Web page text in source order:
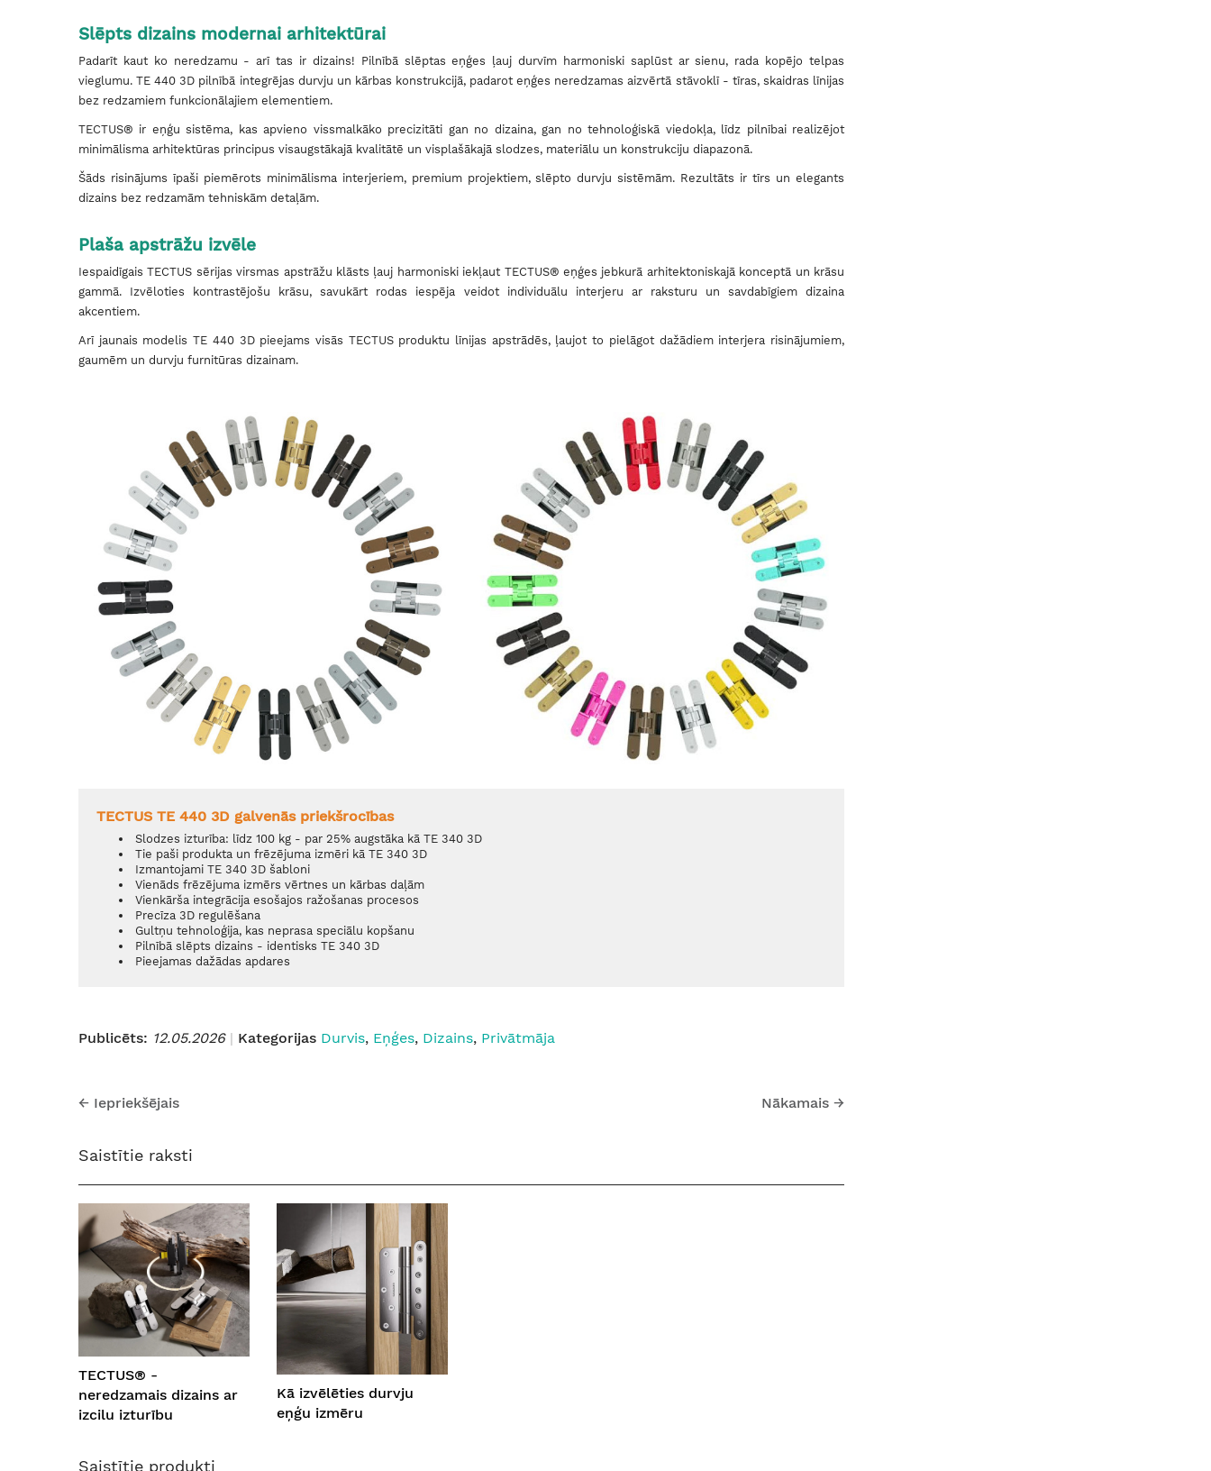
Slēpts dizains modernai arhitektūrai
Padarīt kaut ko neredzamu - arī tas ir dizains! Pilnībā slēptas eņģes ļauj durvīm harmoniski saplūst ar sienu, rada kopējo telpas
vieglumu. TE 440 3D pilnībā integrējas durvju un kārbas konstrukcijā, padarot eņģes neredzamas aizvērtā stāvoklī - tīras, skaidras līnijas
bez redzamiem funkcionālajiem elementiem.
TECTUS® ir eņģu sistēma, kas apvieno vissmalkāko precizitāti gan no dizaina, gan no tehnoloģiskā viedokļa, līdz pilnībai realizējot
minimālisma arhitektūras principus visaugstākajā kvalitātē un visplašākajā slodzes, materiālu un konstrukciju diapazonā.
Šāds risinājums īpaši piemērots minimālisma interjeriem, premium projektiem, slēpto durvju sistēmām. Rezultāts ir tīrs un elegants
dizains bez redzamām tehniskām detaļām.
Plaša apstrāžu izvēle
Iespaidīgais TECTUS sērijas virsmas apstrāžu klāsts ļauj harmoniski iekļaut TECTUS® eņģes jebkurā arhitektoniskajā konceptā un krāsu
gammā. Izvēloties kontrastējošu krāsu, savukārt rodas iespēja veidot individuālu interjeru ar raksturu un savdabīgiem dizaina
akcentiem.
Arī jaunais modelis TE 440 3D pieejams visās TECTUS produktu līnijas apstrādēs, ļaujot to pielāgot dažādiem interjera risinājumiem,
gaumēm un durvju furnitūras dizainam.
TECTUS TE 440 3D galvenās priekšrocības
Slodzes izturība: līdz 100 kg - par 25% augstāka kā TE 340 3D
Tie paši produkta un frēzējuma izmēri kā TE 340 3D
Izmantojami TE 340 3D šabloni
Vienāds frēzējuma izmērs vērtnes un kārbas daļām
Vienkārša integrācija esošajos ražošanas procesos
Precīza 3D regulēšana
Gultņu tehnoloģija, kas neprasa speciālu kopšanu
Pilnībā slēpts dizains - identisks TE 340 3D
Pieejamas dažādas apdares
Publicēts: 12.05.2026 Kategorijas Durvis, Eņģes, Dizains, Privātmāja
← Iepriekšējais Nākamais →
Saistītie raksti
TECTUS® -
neredzamais dizains ar
izcilu izturību
Kā izvēlēties durvju
eņģu izmēru
Saistītie produkti